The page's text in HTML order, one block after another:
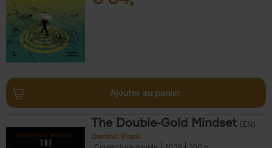
Ajouter au panier
The Double-Gold Mindset (EN)
Dominic Rossi